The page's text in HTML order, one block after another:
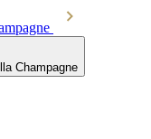
Champagne